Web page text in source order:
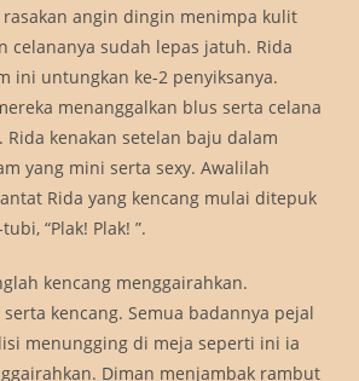
angin dingin menimpa kulit
celananya sudah lepas jatuh. Rida
ini untungkan ke-2 penyiksanya.
menanggalkan blus serta celana
Rida kenakan setelan baju dalam
yang mini serta sexy. Awalilah
Rida yang kencang mulai ditepuk
“Plak! Plak! ”.
kencang menggairahkan.
kencang. Semua badannya pejal
menungging di meja seperti ini ia
Diman menjambak rambut